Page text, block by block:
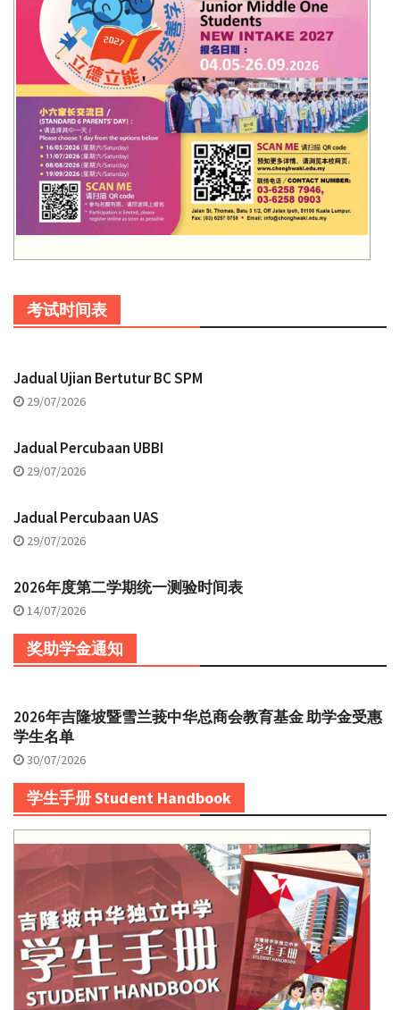
考试时间表
Jadual Ujian Bertutur BC SPM
29/07/2026
Jadual Percubaan UBBI
29/07/2026
Jadual Percubaan UAS
29/07/2026
2026年度第二学期统一测验时间表
14/07/2026
奖助学金通知
2026年吉隆坡暨雪兰莪中华总商会教育基金 助学金受惠
学生名单
30/07/2026
学生手册 Student Handbook